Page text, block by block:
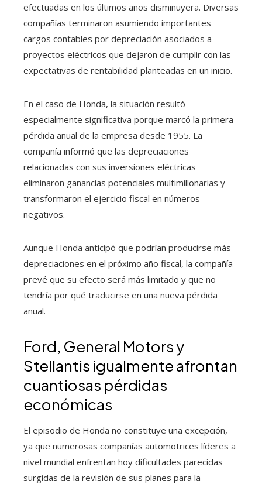
efectuadas en los últimos años disminuyera. Diversas
compañías terminaron asumiendo importantes
cargos contables por depreciación asociados a
proyectos eléctricos que dejaron de cumplir con las
expectativas de rentabilidad planteadas en un inicio.
En el caso de Honda, la situación resultó
especialmente significativa porque marcó la primera
pérdida anual de la empresa desde 1955. La
compañía informó que las depreciaciones
relacionadas con sus inversiones eléctricas
eliminaron ganancias potenciales multimillonarias y
transformaron el ejercicio fiscal en números
negativos.
Aunque Honda anticipó que podrían producirse más
depreciaciones en el próximo año fiscal, la compañía
prevé que su efecto será más limitado y que no
tendría por qué traducirse en una nueva pérdida
anual.
Ford, General Motors y
Stellantis igualmente afrontan
cuantiosas pérdidas
económicas
El episodio de Honda no constituye una excepción,
ya que numerosas compañías automotrices líderes a
nivel mundial enfrentan hoy dificultades parecidas
surgidas de la revisión de sus planes para la